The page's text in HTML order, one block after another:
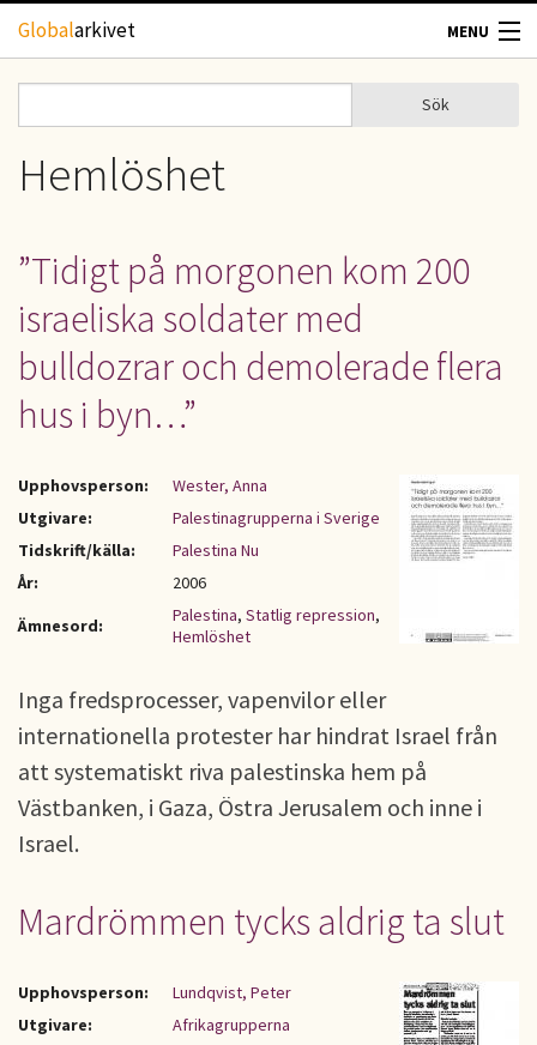
Hoppa till huvudinnehåll
Globalarkivet MENU
TIDSKRIFTER
UPPHOVSRÄTT
OM OSS
KONTAKT
Sökformulär
Sök
Hemlöshet
”Tidigt på morgonen kom 200
israeliska soldater med
bulldozrar och demolerade flera
hus i byn…”
Upphovsperson:
Wester, Anna
Utgivare:
Palestinagrupperna i Sverige
Tidskrift/källa:
Palestina Nu
År:
2006
Ämnesord:
Palestina, Statlig repression,
Hemlöshet
Inga fredsprocesser, vapenvilor eller
internationella protester har hindrat Israel från
att systematiskt riva palestinska hem på
Västbanken, i Gaza, Östra Jerusalem och inne i
Israel.
Mardrömmen tycks aldrig ta slut
Upphovsperson:
Lundqvist, Peter
Utgivare:
Afrikagrupperna